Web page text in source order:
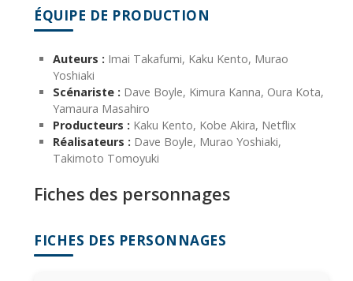
ÉQUIPE DE PRODUCTION
Auteurs : Imai Takafumi, Kaku Kento, Murao
Yoshiaki
Scénariste : Dave Boyle, Kimura Kanna, Oura Kota,
Yamaura Masahiro
Producteurs : Kaku Kento, Kobe Akira, Netflix
Réalisateurs : Dave Boyle, Murao Yoshiaki,
Takimoto Tomoyuki
Fiches des personnages
FICHES DES PERSONNAGES